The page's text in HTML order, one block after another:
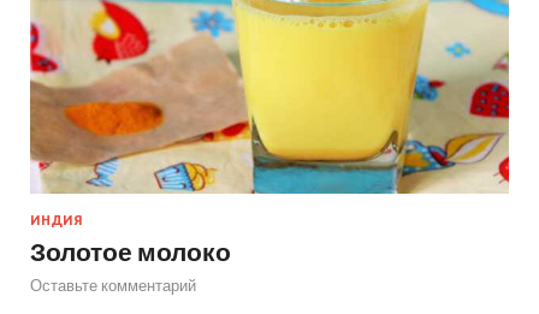
ИНДИЯ
Золотое молоко
Оставьте комментарий